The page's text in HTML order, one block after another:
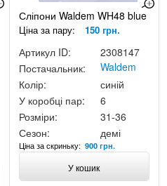
Сліпони Waldem WH48 blue
Ціна за пару: 150 грн.
Артикул ID:
2308147
Постачальник:
Waldem
Колір:
синій
У коробці пар:
6
Розміри:
31-36
Сезон:
демі
Ціна за скриньку:900 грн.
У кошик